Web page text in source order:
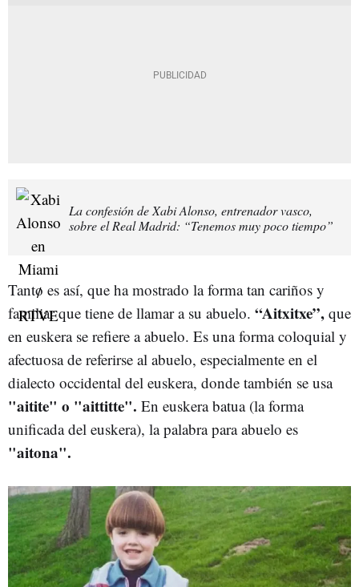
La confesión de Xabi Alonso, entrenador vasco,
sobre el Real Madrid: “Tenemos muy poco tiempo”
Tanto es así, que ha mostrado la forma tan cariños y
familiar que tiene de llamar a su abuelo. “Aitxitxe”, que
en euskera se refiere a abuelo. Es una forma coloquial y
afectuosa de referirse al abuelo, especialmente en el
dialecto occidental del euskera, donde también se usa
"aitite" o "aittitte". En euskera batua (la forma
unificada del euskera), la palabra para abuelo es
"aitona".